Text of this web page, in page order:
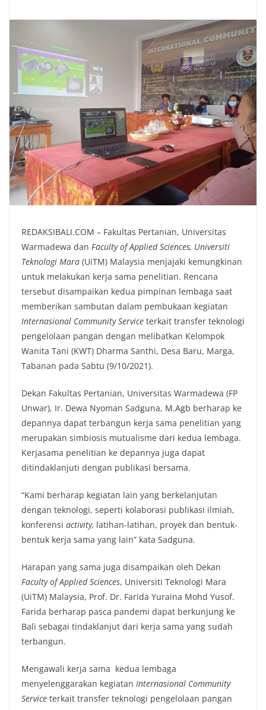
REDAKSIBALI.COM – Fakultas Pertanian, Universitas
Warmadewa dan Faculty of Applied Sciences, Universiti
Teknologi Mara (UiTM) Malaysia menjajaki kemungkinan
untuk melakukan kerja sama penelitian. Rencana
tersebut disampaikan kedua pimpinan lembaga saat
memberikan sambutan dalam pembukaan kegiatan
Internasional Community Service terkait transfer teknologi
pengelolaan pangan dengan melibatkan Kelompok
Wanita Tani (KWT) Dharma Santhi, Desa Baru, Marga,
Tabanan pada Sabtu (9/10/2021).
Dekan Fakultas Pertanian, Universitas Warmadewa (FP
Unwar), Ir. Dewa Nyoman Sadguna, M.Agb berharap ke
depannya dapat terbangun kerja sama penelitian yang
merupakan simbiosis mutualisme dari kedua lembaga.
Kerjasama penelitian ke depannya juga dapat
ditindaklanjuti dengan publikasi bersama.
“Kami berharap kegiatan lain yang berkelanjutan
dengan teknologi, seperti kolaborasi publikasi ilmiah,
konferensi activity, latihan-latihan, proyek dan bentuk-
bentuk kerja sama yang lain” kata Sadguna.
Harapan yang sama juga disampaikan oleh Dekan
Faculty of Applied Sciences, Universiti Teknologi Mara
(UiTM) Malaysia, Prof. Dr. Farida Yuraina Mohd Yusof.
Farida berharap pasca pandemi dapat berkunjung ke
Bali sebagai tindaklanjut dari kerja sama yang sudah
terbangun.
Mengawali kerja sama kedua lembaga
menyelenggarakan kegiatan Internasional Community
Service terkait transfer teknologi pengelolaan pangan